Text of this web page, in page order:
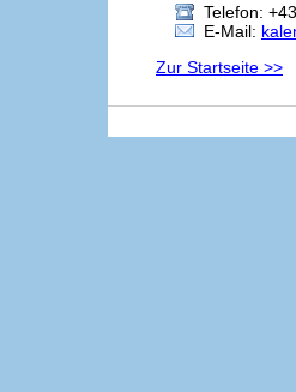
Telefon:
E-Mail:
Zur Startseite >>